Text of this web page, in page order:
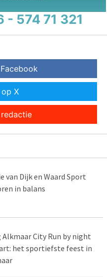
- 574 71 321
X
van Dijk en Waard Sport
in balans
City Run by night
het sportiefste feest in